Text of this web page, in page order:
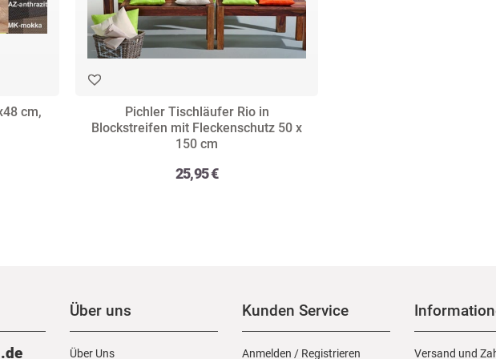
cm,
Pichler Tischläufer Rio in
Blockstreifen mit Fleckenschutz 50 x
150 cm
25,95 €
Über uns
Über Uns
Kunden Service
Anmelden / Registrieren Versand und